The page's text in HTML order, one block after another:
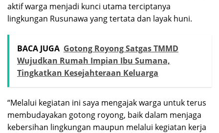
aktif warga menjadi kunci utama terciptanya
lingkungan Rusunawa yang tertata dan layak huni.
BACA JUGA Gotong Royong Satgas TMMD
Wujudkan Rumah Impian Ibu Sumana,
Tingkatkan Kesejahteraan Keluarga
“Melalui kegiatan ini saya mengajak warga untuk terus
membudayakan gotong royong, baik dalam menjaga
kebersihan lingkungan maupun melalui kegiatan kerja